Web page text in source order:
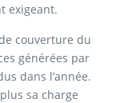
exigeant.
couverture du
générées par
dans l’année.
sa charge